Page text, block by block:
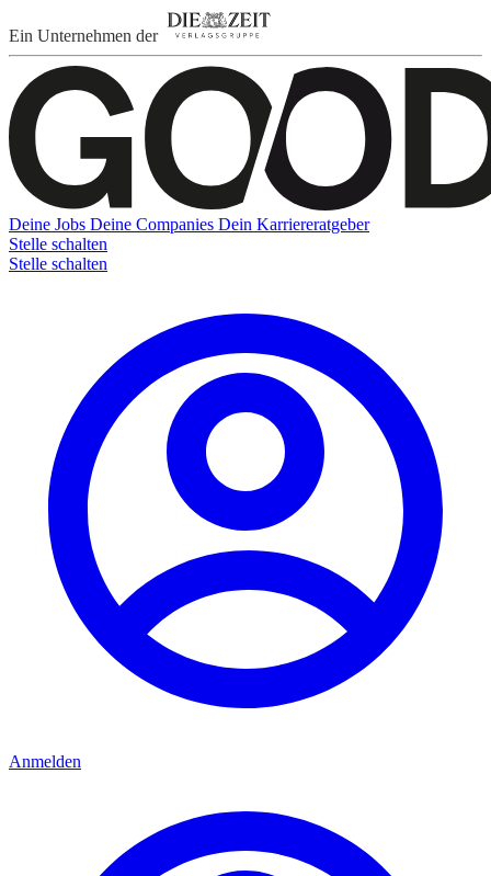
Ein Unternehmen der
Deine Jobs Deine Companies Dein Karriereratgeber
Stelle schalten
Stelle schalten
Anmelden